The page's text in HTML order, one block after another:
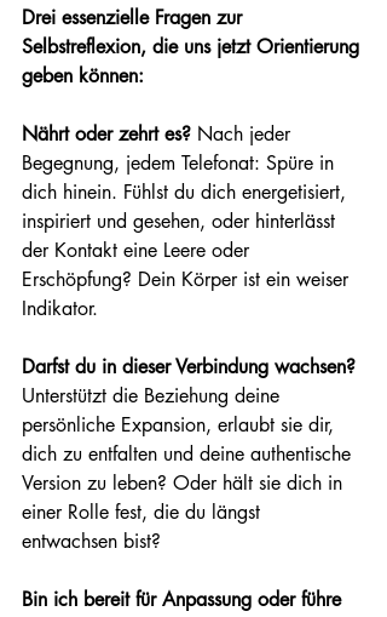
Drei essenzielle Fragen zur
Selbstreflexion, die uns jetzt Orientierung
geben können:
Nährt oder zehrt es? Nach jeder
Begegnung, jedem Telefonat: Spüre in
dich hinein. Fühlst du dich energetisiert,
inspiriert und gesehen, oder hinterlässt
der Kontakt eine Leere oder
Erschöpfung? Dein Körper ist ein weiser
Indikator.
Darfst du in dieser Verbindung wachsen?
Unterstützt die Beziehung deine
persönliche Expansion, erlaubt sie dir,
dich zu entfalten und deine authentische
Version zu leben? Oder hält sie dich in
einer Rolle fest, die du längst
entwachsen bist?
Bin ich bereit für Anpassung oder führe